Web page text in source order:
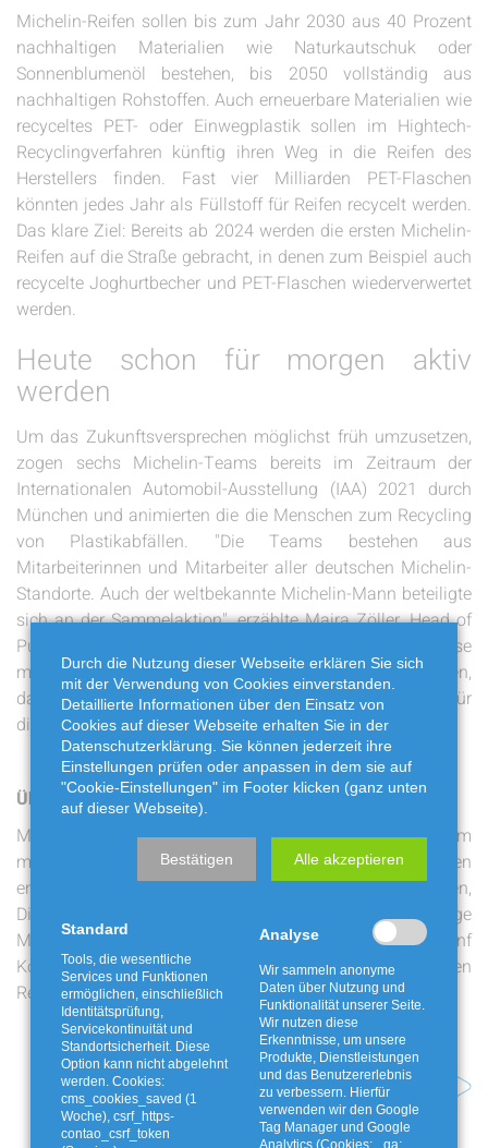
Michelin-Reifen sollen bis zum Jahr 2030 aus 40 Prozent
nachhaltigen Materialien wie Naturkautschuk oder
Sonnenblumenöl bestehen, bis 2050 vollständig aus
nachhaltigen Rohstoffen. Auch erneuerbare Materialien wie
recyceltes PET- oder Einwegplastik sollen im Hightech-
Recyclingverfahren künftig ihren Weg in die Reifen des
Herstellers finden. Fast vier Milliarden PET-Flaschen
könnten jedes Jahr als Füllstoff für Reifen recycelt werden.
Das klare Ziel: Bereits ab 2024 werden die ersten Michelin-
Reifen auf die Straße gebracht, in denen zum Beispiel auch
recycelte Joghurtbecher und PET-Flaschen wiederverwertet
werden.
Heute schon für morgen aktiv
werden
Um das Zukunftsversprechen möglichst früh umzusetzen,
zogen sechs Michelin-Teams bereits im Zeitraum der
Internationalen Automobil-Ausstellung (IAA) 2021 durch
München und animierten die die Menschen zum Recycling
von Plastikabfällen. "Die Teams bestehen aus
Mitarbeiterinnen und Mitarbeiter aller deutschen Michelin-
Standorte. Auch der weltbekannte Michelin-Mann beteiligte
sich an der Sammelaktion", erzählte Maira Zöller, Head of
Public Relations Michelin Europe North. Auf diese Weise
möchte das Unternehmen Bewusstsein dafür schaffen,
dass der Abfall von heute "zu einer wertvollen Ressource für
die Reifen von morgen wird".
Über Michelin
Michelin ist ein französischer Reifenhersteller mit Sitz im
mittelfranzösischen Clermont-Ferrand. Das Unternehmen
entwickelt seit mehr als 130 Jahren Reifen,
Dienstleistungen und Lösungen für eine nachhaltige
Mobilität. Rund 127.000 Beschäftigte sind auf fünf
Kontinenten aktiv, im Jahr 2018 wurden 200 Millionen
Reifen produziert. Michelin ist in 170 Ländern vertreten.
Nächster Artikel
Durch die Nutzung dieser Webseite erklären Sie sich
mit der Verwendung von Cookies einverstanden.
Detaillierte Informationen über den Einsatz von
Cookies auf dieser Webseite erhalten Sie in der
Datenschutzerklärung. Sie können jederzeit ihre
Einstellungen prüfen oder anpassen in dem sie auf
"Cookie-Einstellungen" im Footer klicken (ganz unten
auf dieser Webseite).
Bestätigen Alle akzeptieren
Standard
Tools, die wesentliche
Services und Funktionen
ermöglichen, einschließlich
Identitätsprüfung,
Servicekontinuität und
Standortsicherheit. Diese
Option kann nicht abgelehnt
werden. Cookies:
cms_cookies_saved (1
Woche), csrf_https-
contao_csrf_token
Analyse
Wir sammeln anonyme
Daten über Nutzung und
Funktionalität unserer Seite.
Wir nutzen diese
Erkenntnisse, um unsere
Produkte, Dienstleistungen
und das Benutzererlebnis
zu verbessern. Hierfür
verwenden wir den Google
Tag Manager und Google
Analytics (Cookies: _ga: